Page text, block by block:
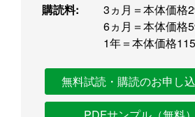
購読料:
3ヵ月＝本体価格
6ヵ月＝本体価格
1年＝本体価格
無料試読・購読のお申し